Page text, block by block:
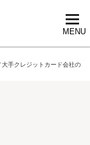
MENU
手クレジットカード会社の